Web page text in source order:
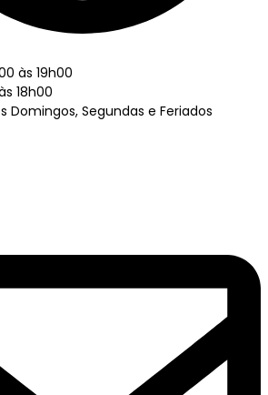
às 19h00
18h00
Domingos, Segundas e Feriados